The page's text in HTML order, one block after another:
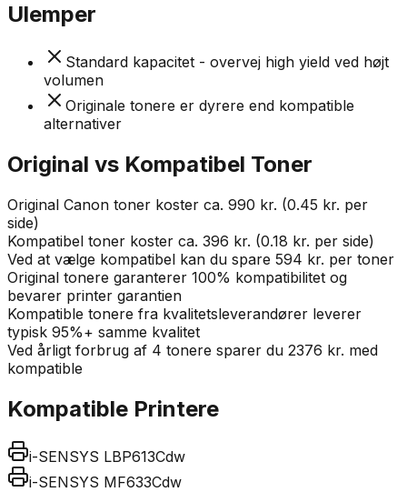
Ulemper
Standard kapacitet - overvej high yield ved højt
volumen
Originale tonere er dyrere end kompatible
alternativer
Original vs Kompatibel Toner
Original Canon toner koster ca. 990 kr. (0.45 kr. per
side)
Kompatibel toner koster ca. 396 kr. (0.18 kr. per side)
Ved at vælge kompatibel kan du spare 594 kr. per toner
Original tonere garanterer 100% kompatibilitet og
bevarer printer garantien
Kompatible tonere fra kvalitetsleverandører leverer
typisk 95%+ samme kvalitet
Ved årligt forbrug af 4 tonere sparer du 2376 kr. med
kompatible
Kompatible Printere
i-SENSYS LBP613Cdw
i-SENSYS MF633Cdw